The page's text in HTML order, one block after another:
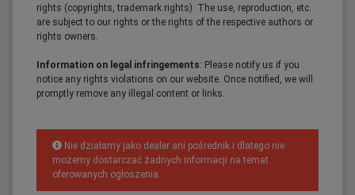
rights (copyrights, trademark rights). The use, reproduction, etc.
are subject to our rights or the rights of the respective authors or
rights owners.
Information on legal infringements: Please notify us if you
notice any rights violations on our website. Once notified, we will
promptly remove any illegal content or links.
Nie działamy jako dealer ani pośrednik i dlatego nie
możemy dostarczać żadnych informacji na temat
oferowanych ogłoszenia.